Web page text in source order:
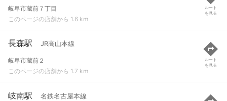
岐阜市蔵前７丁目
このページの店舗から 1.6 km
ルート
を見る
長森駅 JR高山本線
岐阜市蔵前２
このページの店舗から 1.7 km
ルート
を見る
岐南駅 名鉄名古屋本線